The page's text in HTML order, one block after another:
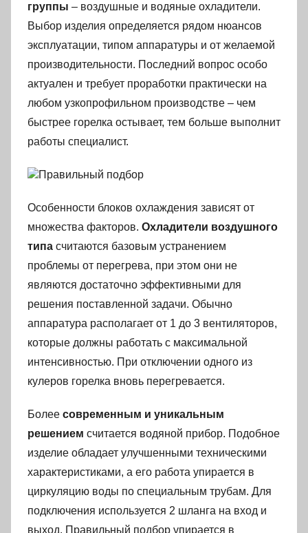
группы – воздушные и водяные охладители.
Выбор изделия определяется рядом нюансов
эксплуатации, типом аппаратуры и от желаемой
производительности. Последний вопрос особо
актуален и требует проработки практически на
любом узкопрофильном производстве – чем
быстрее горелка остывает, тем больше выполнит
работы специалист.
Правильный подбор
Особенности блоков охлаждения зависят от
множества факторов. Охладители воздушного
типа считаются базовым устранением
проблемы от перегрева, при этом они не
являются достаточно эффективными для
решения поставленной задачи. Обычно
аппаратура располагает от 1 до 3 вентиляторов,
которые должны работать с максимальной
интенсивностью. При отключении одного из
кулеров горелка вновь перегревается.
Более современным и уникальным
решением считается водяной прибор. Подобное
изделие обладает улучшенными техническими
характеристиками, а его работа упирается в
циркуляцию воды по специальным трубам. Для
подключения используется 2 шланга на вход и
выход. Правильный подбор упирается в